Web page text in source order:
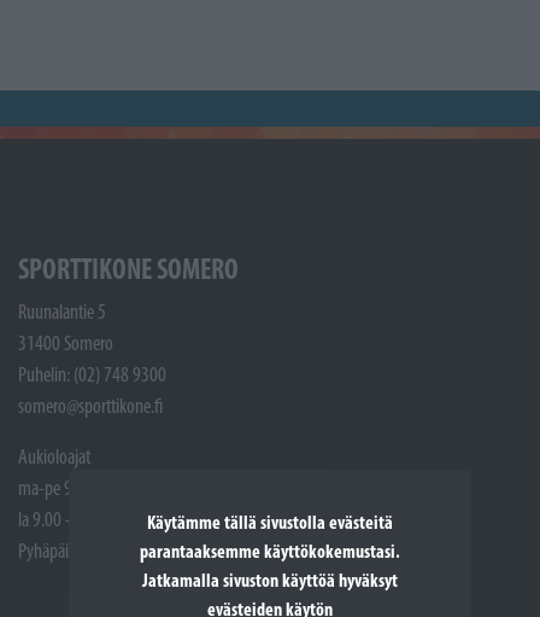
Käytämme tällä sivustolla evästeitä
parantaaksemme käyttökokemustasi.
Jatkamalla sivuston käyttöä hyväksyt
evästeiden käytön
SPORTTIKONE SOMERO
Ruunalantie 5
31400 Somero
Puhelin: (02) 748 9300
somero@sporttikone.fi
Aukioloajat
ma-pe 9.00 - 17.00
la 9.00 - 14.00
Pyhäpäivät suljettuna